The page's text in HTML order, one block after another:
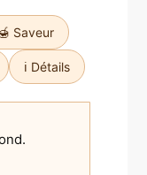
Saveur
ℹ️ Détails